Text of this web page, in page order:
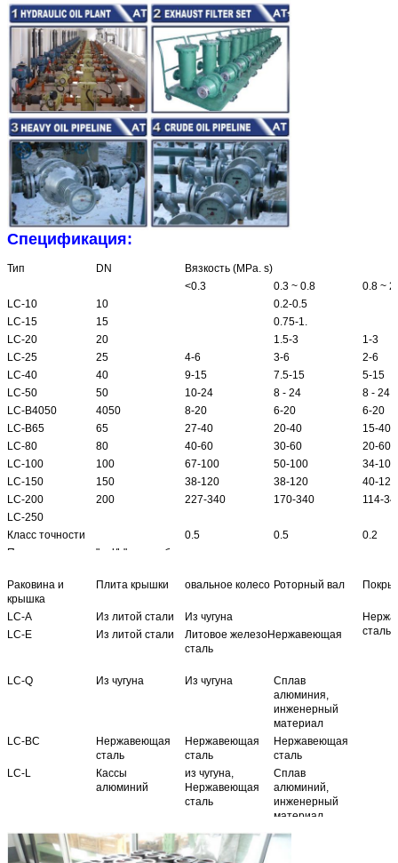
Спецификация:
Тип DN
Вязкость (MPa. s)
<0.3
0.3 ~ 0.8
0.8 ~ 2
LC-10
10
0.2-0.5
LC-15
15
0.75-1.
LC-20
20 1.5-3
1-3
LC-25
25 4-6 3-6
2-6
LC-40
40 9-15 7.5-15
5-15
LC-50
50 10-24 8 - 24
8 - 24
LC-B4050
4050 8-20 6-20
6-20
LC-B65
65 27-40 20-40
15-40
LC-80
80 40-60 30-60
20-60
LC-100
100 67-100 50-100
34-100
LC-150
150 38-120 38-120
40-120
LC-200
200 227-340 170-340
114-
LC-250
Класс точности
0.5 0.5
0.2
Примечание
"gal/h" может быть специально заказано.
Раковина и
крышка
Плита крышки овальное колесо Роторный вал
LC-A Из литой стали Из чугуна
сталь
LC-E Из литой стали
Литовое железоНержавеющая
сталь
LC-Q Из чугуна Из чугуна
Сплав
алюминия,
инженерный
материал
LC-BC
Нержавеющая
сталь
Нержавеющая
сталь
Нержавеющая
сталь
LC-L
Кассы
алюминий
из чугуна,
Нержавеющая
сталь
Сплав
алюминий,
инженерный
материал
Примечания:1. OCr18Ni12Mo2Ti для типа LC-C; OCr18Ni9Ti для типа LC-B.
2Фланц выпуклый менее 2,5 МПа, а шероховатость 6,3 МПа, и оба